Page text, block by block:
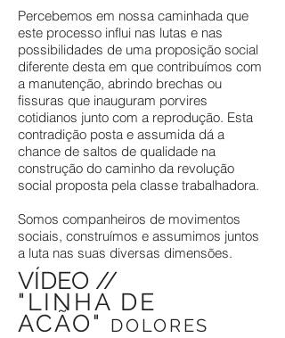
Percebemos em nossa caminhada que
este processo influi nas lutas e nas
possibilidades de uma proposição social
diferente desta em que contribuímos com
a manutenção, abrindo brechas ou
fissuras que inauguram porvires
cotidianos junto com a reprodução. Esta
contradição posta e assumida dá a
chance de saltos de qualidade na
construção do caminho da revolução
social proposta pela classe trabalhadora.
Somos companheiros de movimentos
sociais, construímos e assumimos juntos
a luta nas suas diversas dimensões.
VÍDEO //
"LINHA DE
AÇÃO"
DOLORES